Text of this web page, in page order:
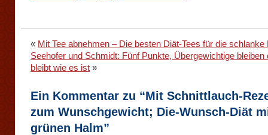
« Mit Tee abnehmen – Die besten Diät-Tees für die schlanke
Seehofer und Schmidt: Fünf Punkte, Übergewichtige bleiben
bleibt wie es ist »
Ein Kommentar zu “Mit Schnittlauch-
zum Wunschgewicht; Die-Wunsch-Diät
grünen Halm”